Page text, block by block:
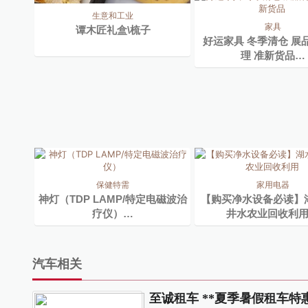
生意和工业
谭木匠礼盒\梳子 家具
好运家具 冬季清仓 展
理 准新货品…
保健特需
神灯（TDP LAMP/特定电磁波治
疗仪）…
家用电器
【购买净水设备必读
井水农业回收利
汽车相关
至诚租车 **夏季暑假租车特